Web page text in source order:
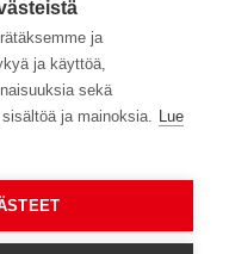
ja
ja käyttöä,
sekä
ja mainoksia. Lue